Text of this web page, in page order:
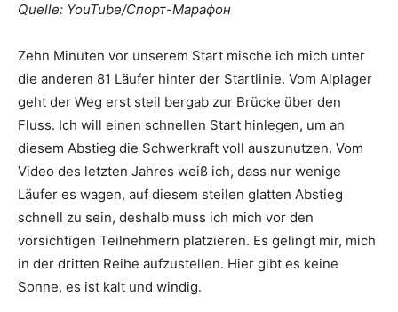
Quelle: YouTube/Спорт-Марафон
Zehn Minuten vor unserem Start mische ich mich unter
die anderen 81 Läufer hinter der Startlinie. Vom Alplager
geht der Weg erst steil bergab zur Brücke über den
Fluss. Ich will einen schnellen Start hinlegen, um an
diesem Abstieg die Schwerkraft voll auszunutzen. Vom
Video des letzten Jahres weiß ich, dass nur wenige
Läufer es wagen, auf diesem steilen glatten Abstieg
schnell zu sein, deshalb muss ich mich vor den
vorsichtigen Teilnehmern platzieren. Es gelingt mir, mich
in der dritten Reihe aufzustellen. Hier gibt es keine
Sonne, es ist kalt und windig.